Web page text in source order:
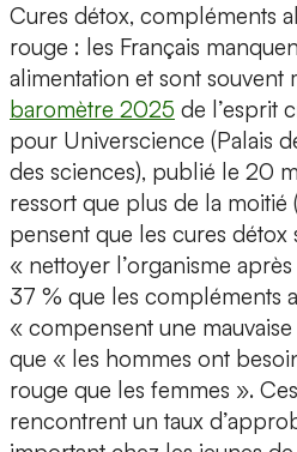
Cures détox, compléments
rouge : les Français
alimentation et sont souvent
baromètre 2025 de l’esprit
pour Universcience (Palais
des sciences), publié le 20
ressort que plus de la moitié
pensent que les cures
« nettoyer l’organisme
37 % que les compléments
« compensent une
que « les hommes ont
rouge que les femmes ».
rencontrent un taux